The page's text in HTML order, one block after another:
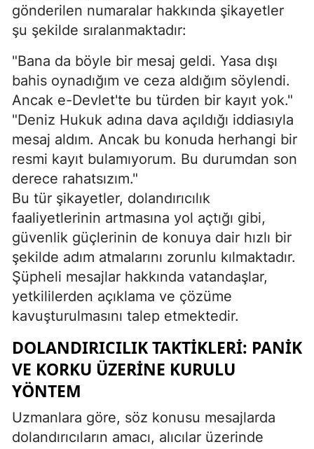
gönderilen numaralar hakkında şikayetler
şu şekilde sıralanmaktadır:
"Bana da böyle bir mesaj geldi. Yasa dışı
bahis oynadığım ve ceza aldığım söylendi.
Ancak e-Devlet'te bu türden bir kayıt yok."
"Deniz Hukuk adına dava açıldığı iddiasıyla
mesaj aldım. Ancak bu konuda herhangi bir
resmi kayıt bulamıyorum. Bu durumdan son
derece rahatsızım."
Bu tür şikayetler, dolandırıcılık
faaliyetlerinin artmasına yol açtığı gibi,
güvenlik güçlerinin de konuya dair hızlı bir
şekilde adım atmalarını zorunlu kılmaktadır.
Şüpheli mesajlar hakkında vatandaşlar,
yetkililerden açıklama ve çözüme
kavuşturulmasını talep etmektedir.
DOLANDIRICILIK TAKTIKLERI: PANIK
VE KORKU ÜZERINE KURULU
YÖNTEM
Uzmanlara göre, söz konusu mesajlarda
dolandırıcıların amacı, alıcılar üzerinde